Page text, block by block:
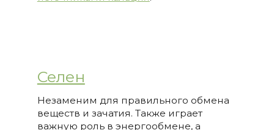
Селен
Незаменим для правильного обмена
веществ и зачатия. Также играет
важную роль в энергообмене, а